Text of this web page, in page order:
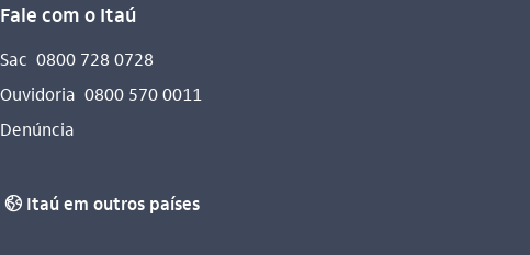
Fale com o Itaú
Sac 0800 728 0728
Ouvidoria 0800 570 0011
Denúncia
globo_outline Itaú em outros países